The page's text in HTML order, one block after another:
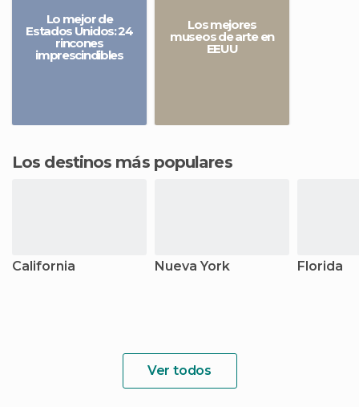
Lo mejor de
Estados Unidos: 24
rincones
imprescindibles
Los mejores
museos de arte en
EEUU
Los destinos más populares
California Nueva York Florida
Ver todos